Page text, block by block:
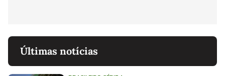
Últimas notícias